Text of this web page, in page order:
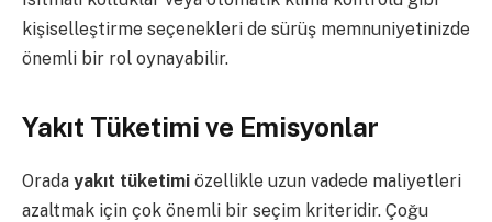
kişiselleştirme seçenekleri de sürüş memnuniyetinizde
önemli bir rol oynayabilir.
Yakıt Tüketimi ve Emisyonlar
Orada yakıt tüketimi özellikle uzun vadede maliyetleri
azaltmak için çok önemli bir seçim kriteridir. Çoğu